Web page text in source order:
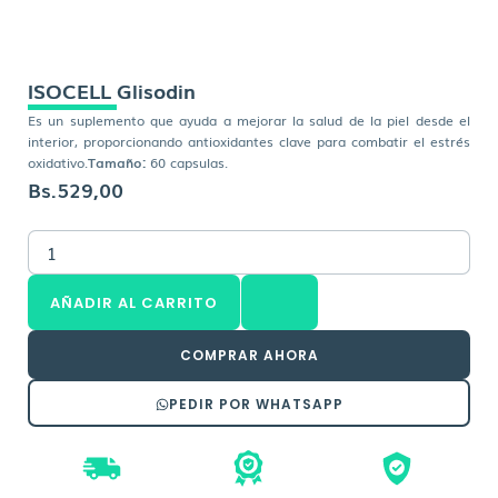
ISOCELL Glisodin
Es un suplemento que ayuda a mejorar la salud de la piel desde el
interior, proporcionando antioxidantes clave para combatir el estrés
oxidativo.Tamaño: 60 capsulas.
Bs.529,00
ISOCELL
Glisodin
cantidad
AÑADIR AL CARRITO
COMPRAR AHORA
PEDIR POR WHATSAPP